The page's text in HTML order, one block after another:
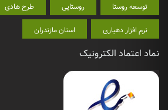
توسعه روستا روستایی طرح هادی
نرم افزار دهیاری استان مازندران
نماد اعتماد الکترونیک